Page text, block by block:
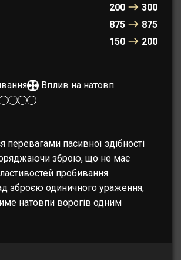
200
300
875
875
150 200
Вплив на натовп
перевагами пасивної здібності
зброю, що не має
пробивання.
зброєю одиничного ураження,
натовпи ворогів одним